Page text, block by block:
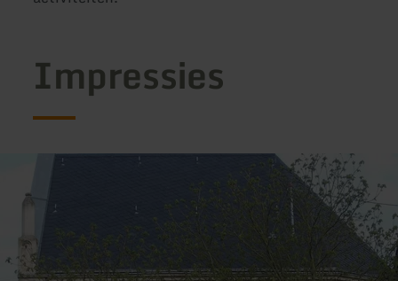
Impressies